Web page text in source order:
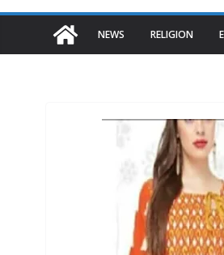
NEWS RELIGION